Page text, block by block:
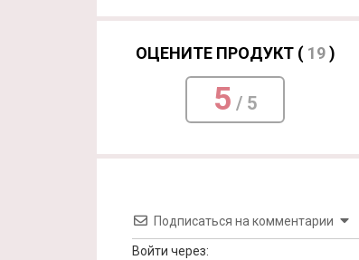
ОЦЕНИТЕ ПРОДУКТ ( 19)
5 / 5
Подписаться на комментарии
Войти через: